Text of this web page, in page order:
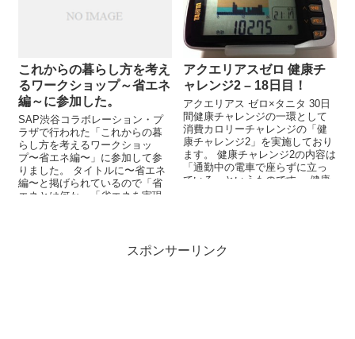
これからの暮らし方を考え
るワークショップ～省エネ
編～に参加した。
SAP渋谷コラボレーション・プ
ラザで行われた「これからの暮
らし方を考えるワークショッ
プ〜省エネ編〜」に参加して参
りました。 タイトルに〜省エネ
編〜と掲げられているので「省
エネとは何か」「省エネを実現
アクエリアスゼロ 健康チ
ャレンジ2 – 18日目！
アクエリアス ゼロ×タニタ 30日
間健康チャレンジの一環として
消費カロリーチャレンジの「健
康チャレンジ2」を実施しており
ます。 健康チャレンジ2の内容は
「通勤中の電車で座らずに立っ
ている」というものです。 健康
スポンサーリンク